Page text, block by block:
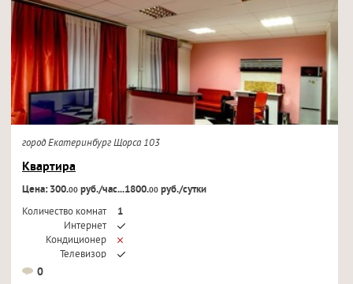
город Екатеринбург Щорса 103
Квартира
Цена: 300.00руб./час...1800.00руб./сутки
Количество комнат
1
Интернет
Кондиционер
Телевизор
0